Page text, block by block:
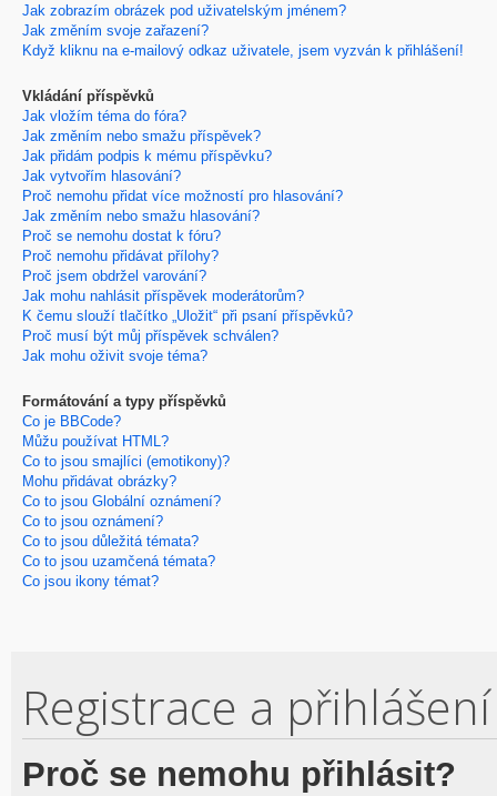
Jak zobrazím obrázek pod uživatelským jménem?
Jak změním svoje zařazení?
Když kliknu na e-mailový odkaz uživatele, jsem vyzván k přihlášení!
Vkládání příspěvků
Jak vložím téma do fóra?
Jak změním nebo smažu příspěvek?
Jak přidám podpis k mému příspěvku?
Jak vytvořím hlasování?
Proč nemohu přidat více možností pro hlasování?
Jak změním nebo smažu hlasování?
Proč se nemohu dostat k fóru?
Proč nemohu přidávat přílohy?
Proč jsem obdržel varování?
Jak mohu nahlásit příspěvek moderátorům?
K čemu slouží tlačítko „Uložit“ při psaní příspěvků?
Proč musí být můj příspěvek schválen?
Jak mohu oživit svoje téma?
Formátování a typy příspěvků
Co je BBCode?
Můžu používat HTML?
Co to jsou smajlíci (emotikony)?
Mohu přidávat obrázky?
Co to jsou Globální oznámení?
Co to jsou oznámení?
Co to jsou důležitá témata?
Co to jsou uzamčená témata?
Co jsou ikony témat?
Registrace a přihlášení
Proč se nemohu přihlásit?